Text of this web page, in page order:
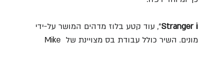
Stranger", עוד קטע בלוז מדהים המושר על-ידי
השיר כולל עבודת בס מצויינת של Mike